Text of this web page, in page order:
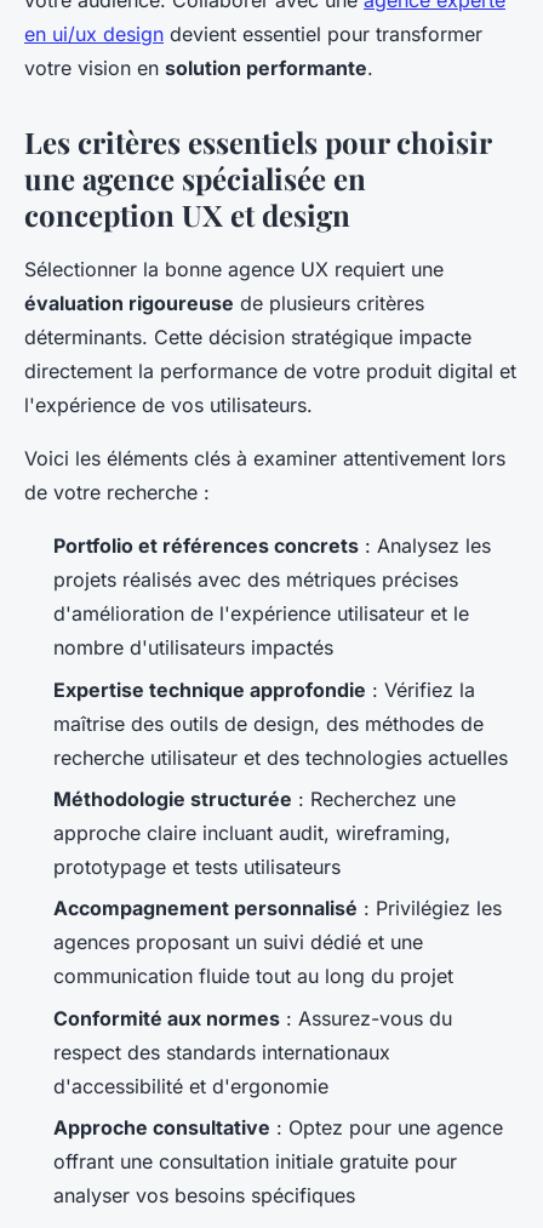
en ui/ux design devient essentiel pour transformer
votre vision en solution performante.
Les critères essentiels pour choisir
une agence spécialisée en
conception UX et design
Sélectionner la bonne agence UX requiert une
évaluation rigoureuse de plusieurs critères
déterminants. Cette décision stratégique impacte
directement la performance de votre produit digital et
l'expérience de vos utilisateurs.
Voici les éléments clés à examiner attentivement lors
de votre recherche :
Portfolio et références concrets : Analysez les
projets réalisés avec des métriques précises
d'amélioration de l'expérience utilisateur et le
nombre d'utilisateurs impactés
Expertise technique approfondie : Vérifiez la
maîtrise des outils de design, des méthodes de
recherche utilisateur et des technologies actuelles
Méthodologie structurée : Recherchez une
approche claire incluant audit, wireframing,
prototypage et tests utilisateurs
Accompagnement personnalisé : Privilégiez les
agences proposant un suivi dédié et une
communication fluide tout au long du projet
Conformité aux normes : Assurez-vous du
respect des standards internationaux
d'accessibilité et d'ergonomie
Approche consultative : Optez pour une agence
offrant une consultation initiale gratuite pour
analyser vos besoins spécifiques